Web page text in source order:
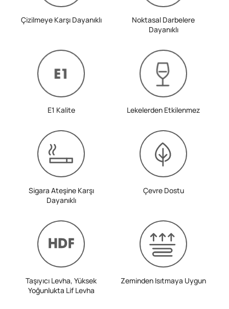
Çizilmeye Karşı Dayanıklı
Noktasal Darbelere
Dayanıklı
E1 Kalite Lekelerden Etkilenmez
Sigara Ateşine Karşı
Dayanıklı
Çevre Dostu
Taşıyıcı Levha, Yüksek
Yoğunlukta Lif Levha
Zeminden Isıtmaya Uygun